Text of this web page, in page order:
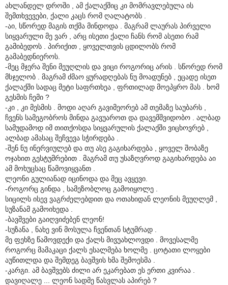
ახლანდელ დროში , ამ ქალაქშიც კი მომრავლებულა ის
შემთხვევები, ქალი კაცს რომ ღალატობს .
-აი, სწორედ მაგის თქმა მინდოდა . მაგრამ ლაურას პირველი
სიყვარული მე ვარ , არც ისეთი ქალი ჩანს რომ ასეთი რამ
გამიბედოს . პირიქით , ყოველთვის ცდილობს რომ
გამაბედნიეროს.
-მეც მჯერა შენი მეუღლის და ვიცი როგორიც არის . სწორედ რომ
მსჯელობ . მაგრამ ძმაო ყურადღებას ნუ მოადუნებ , ეცადე ისეთ
ქალაქში სადაც მეტი საფრთხეა , ფრთილად მოეპყრო მას . ხომ
გესმის ჩემი ?
-კი , კი მესმის . მოდი აღარ გავიმეორებ ამ თემაზე საუბარს ,
ჩვენს სამეგობროს მინდა გავუაროთ და დავემშვიდობო . ალბად
სამუდამოდ იმ თითქოსდა სიყვარულის ქალაქში ვიცხოვრებ ,
ალბად ამასაც შეჩვევა სჭირდება .
-შენ ნუ ინერვიულებ და თუ ასე გაგიხარდება , ყოველ შობაზე
ოჯახით გესტუმრებით . მაგრამ თუ უსაზღვროდ გაგიხარდება აი
ამ მოხუცსაც წამოვიყვანთ .
ლეონი გულიანად იცინოდა და მეც ავყევი.
-როგორც გინდა , სამეზობლოც გამოიყოლე .
სიცილს ისევ ვაგრძელებდით და ოთახიდან ლეონის მეუღლემ ,
სუზანამ გამოიხედა .
-ბავშვები გაიღვიძებენ ლეონ!
-სუზანა , ნახე ვინ მოსულა ჩვენთან სტუმრად .
მე ფეხზე წამოვდექი და ქალს მივუახლოვდი . მოვესალმე
როგორც მამაკაცი ქალს ესალმება ხოლმე . ცოტათი ლოყები
აუწითლდა და შემდეგ ბავშვის ხმა შემოესმა .
-კარგი. ამ ბავშვებს ძილი არ ეკარებათ ეს ერთი კვირაა .
დავიღალე ... ლეონ სადმე წასვლას აპირებ ?